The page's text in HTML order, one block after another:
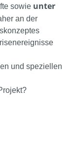
sowie unter
an der
und speziellen